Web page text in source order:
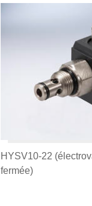
HYSV10-22
fermée)